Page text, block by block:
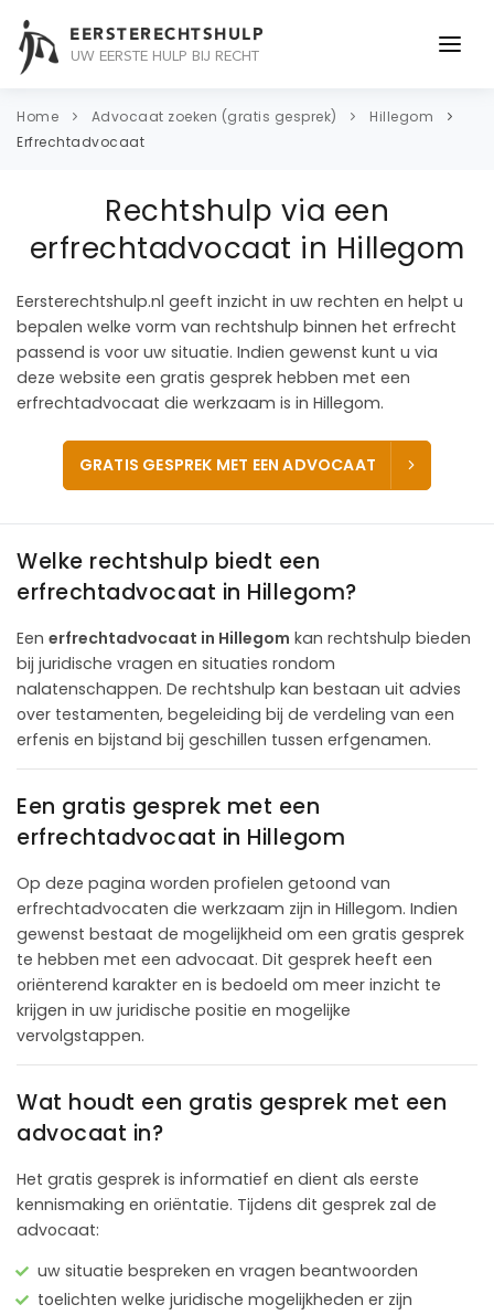
EERSTERECHTSHULP
UW EERSTE HULP BIJ RECHT
ONDERWERPEN
ADVOCAAT
OVER ONS
CONTACT
Home Advocaat zoeken (gratis gesprek)
Hillegom
Erfrechtadvocaat
Rechtshulp via een
erfrechtadvocaat in Hillegom
Eersterechtshulp.nl geeft inzicht in uw rechten en helpt u
bepalen welke vorm van rechtshulp binnen het erfrecht
passend is voor uw situatie. Indien gewenst kunt u via
deze website een gratis gesprek hebben met een
erfrechtadvocaat die werkzaam is in Hillegom.
GRATIS GESPREK MET EEN ADVOCAAT
Welke rechtshulp biedt een
erfrechtadvocaat in Hillegom?
Een erfrechtadvocaat in Hillegom kan rechtshulp bieden
bij juridische vragen en situaties rondom
nalatenschappen. De rechtshulp kan bestaan uit advies
over testamenten, begeleiding bij de verdeling van een
erfenis en bijstand bij geschillen tussen erfgenamen.
Een gratis gesprek met een
erfrechtadvocaat in Hillegom
Op deze pagina worden profielen getoond van
erfrechtadvocaten die werkzaam zijn in Hillegom. Indien
gewenst bestaat de mogelijkheid om een gratis gesprek
te hebben met een advocaat. Dit gesprek heeft een
oriënterend karakter en is bedoeld om meer inzicht te
krijgen in uw juridische positie en mogelijke
vervolgstappen.
Wat houdt een gratis gesprek met een
advocaat in?
Het gratis gesprek is informatief en dient als eerste
kennismaking en oriëntatie. Tijdens dit gesprek zal de
advocaat:
uw situatie bespreken en vragen beantwoorden
toelichten welke juridische mogelijkheden er zijn